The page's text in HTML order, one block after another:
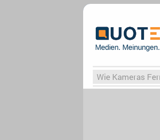
Wie Kameras